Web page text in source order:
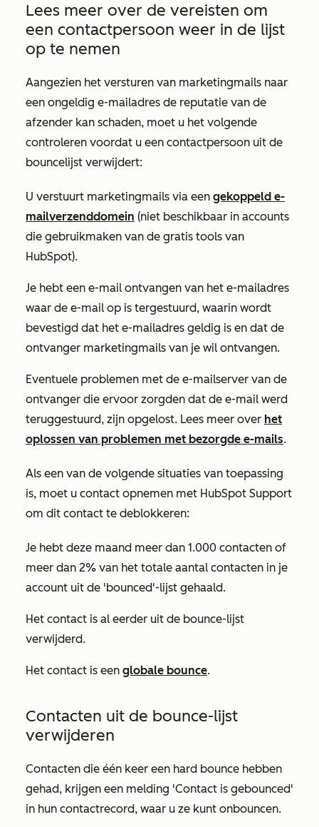
Lees meer over de vereisten om
een contactpersoon weer in de lijst
op te nemen
Aangezien het versturen van marketingmails naar
een ongeldig e-mailadres de reputatie van de
afzender kan schaden, moet u het volgende
controleren voordat u een contactpersoon uit de
bouncelijst verwijdert:
U verstuurt marketingmails via een gekoppeld e-
mailverzenddomein (niet beschikbaar in accounts
die gebruikmaken van de gratis tools van
HubSpot).
Je hebt een e-mail ontvangen van het e-mailadres
waar de e-mail op is tergestuurd, waarin wordt
bevestigd dat het e-mailadres geldig is en dat de
ontvanger marketingmails van je wil ontvangen.
Eventuele problemen met de e-mailserver van de
ontvanger die ervoor zorgden dat de e-mail werd
teruggestuurd, zijn opgelost. Lees meer over het
oplossen van problemen met bezorgde e-mails.
Als een van de volgende situaties van toepassing
is, moet u contact opnemen met HubSpot Support
om dit contact te deblokkeren:
Je hebt deze maand meer dan 1.000 contacten of
meer dan 2% van het totale aantal contacten in je
account uit de 'bounced'-lijst gehaald.
Het contact is al eerder uit de bounce-lijst
verwijderd.
Het contact is een globale bounce.
Contacten uit de bounce-lijst
verwijderen
Contacten die één keer een hard bounce hebben
gehad, krijgen een melding 'Contact is gebounced'
in hun contactrecord, waar u ze kunt onbouncen.